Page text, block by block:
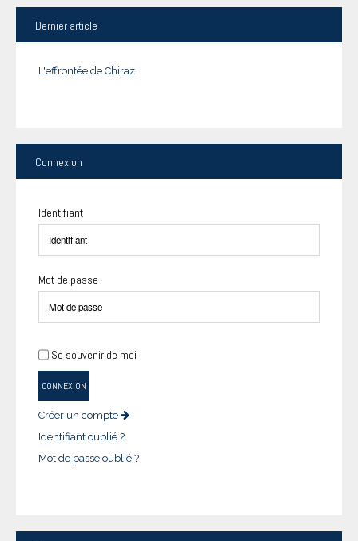
Dernier article
L'effrontée de Chiraz
Connexion
Identifiant
Mot de passe
Se souvenir de moi
CONNEXION
Créer un compte
Identifiant oublié ?
Mot de passe oublié ?